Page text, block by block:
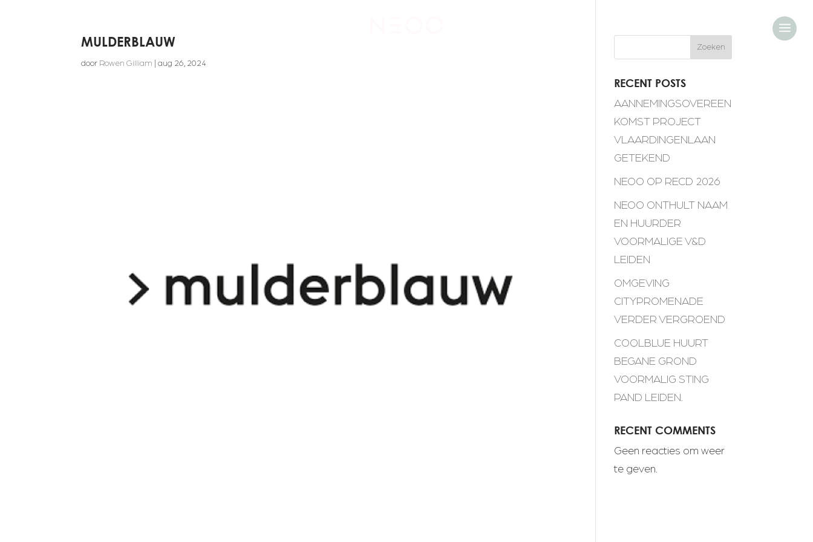
a
MULDERBLAUW
door Rowen Gilliam |aug 26, 2024
Zoeken
RECENT POSTS
AANNEMINGSOVEREEN
KOMST PROJECT
VLAARDINGENLAAN
GETEKEND
NEOO OP RECD 2026
NEOO ONTHULT NAAM
EN HUURDER
VOORMALIGE V&D
LEIDEN
OMGEVING
CITYPROMENADE
VERDER VERGROEND
COOLBLUE HUURT
BEGANE GROND
VOORMALIG STING
PAND LEIDEN.
RECENT COMMENTS
Geen reacties om weer
te geven.